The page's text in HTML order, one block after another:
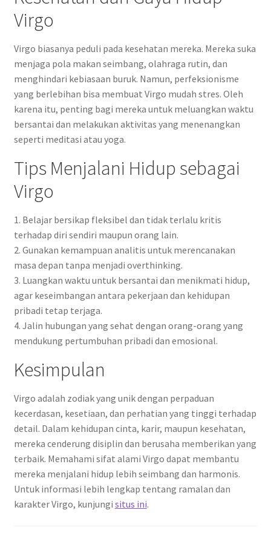
Virgo
Virgo biasanya peduli pada kesehatan mereka. Mereka suka
menjaga pola makan seimbang, olahraga rutin, dan
menghindari kebiasaan buruk. Namun, perfeksionisme
yang berlebihan bisa membuat Virgo mudah stres. Oleh
karena itu, penting bagi mereka untuk meluangkan waktu
bersantai dan melakukan aktivitas yang menenangkan
seperti meditasi atau yoga.
Tips Menjalani Hidup sebagai
Virgo
1. Belajar bersikap fleksibel dan tidak terlalu kritis
terhadap diri sendiri maupun orang lain.
2. Gunakan kemampuan analitis untuk merencanakan
masa depan tanpa menjadi overthinking.
3. Luangkan waktu untuk bersantai dan menikmati hidup,
agar keseimbangan antara pekerjaan dan kehidupan
pribadi tetap terjaga.
4. Jalin hubungan yang sehat dengan orang-orang yang
mendukung pertumbuhan pribadi dan emosional.
Kesimpulan
Virgo adalah zodiak yang unik dengan perpaduan
kecerdasan, kesetiaan, dan perhatian yang tinggi terhadap
detail. Dalam kehidupan cinta, karir, maupun kesehatan,
mereka cenderung disiplin dan berusaha memberikan yang
terbaik. Memahami sifat alami Virgo dapat membantu
mereka menjalani hidup lebih seimbang dan harmonis.
Untuk informasi lebih lengkap tentang ramalan dan
karakter Virgo, kunjungi situs ini.